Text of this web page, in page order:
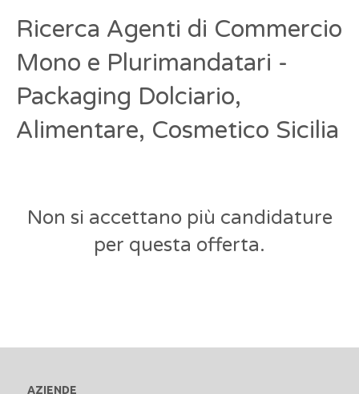
Ricerca Agenti di Commercio
Mono e Plurimandatari -
Packaging Dolciario,
Alimentare, Cosmetico Sicilia
Non si accettano più candidature
per questa offerta.
AZIENDE